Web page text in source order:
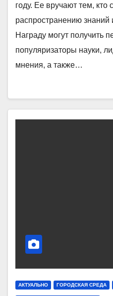
году. Ее вручают тем, кто
распространению
Награду могут получить
популяризаторы науки,
мнения, а также…
АКТУАЛЬНО ГОРОДСКАЯ СРЕДА